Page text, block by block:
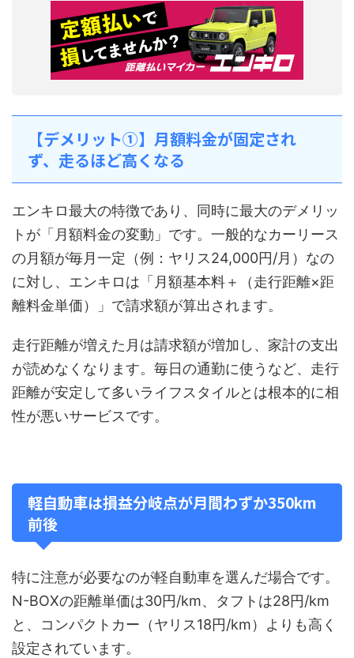
【デメリット①】月額料金が固定され
ず、走るほど高くなる
エンキロ最大の特徴であり、同時に最大のデメリッ
トが「月額料金の変動」です。一般的なカーリース
の月額が毎月一定（例：ヤリス24,000円/月）なの
に対し、エンキロは「月額基本料＋（走行距離×距
離料金単価）」で請求額が算出されます。
走行距離が増えた月は請求額が増加し、家計の支出
が読めなくなります。毎日の通勤に使うなど、走行
距離が安定して多いライフスタイルとは根本的に相
性が悪いサービスです。
軽自動車は損益分岐点が月間わずか350km
前後
特に注意が必要なのが軽自動車を選んだ場合です。
N-BOXの距離単価は30円/km、タフトは28円/km
と、コンパクトカー（ヤリス18円/km）よりも高く
設定されています。